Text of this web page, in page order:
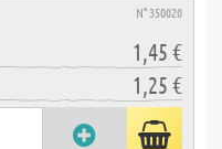
N° 350020
1,45 €
1,25 €